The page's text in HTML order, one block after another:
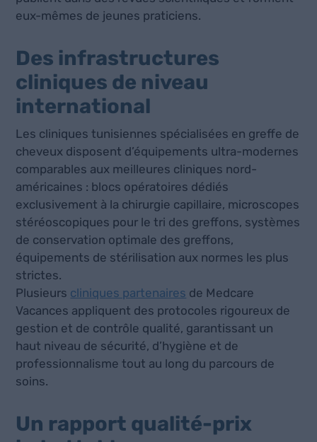
eux-mêmes de jeunes praticiens.
Des infrastructures
cliniques de niveau
international
Les cliniques tunisiennes spécialisées en greffe de
cheveux disposent d’équipements ultra-modernes
comparables aux meilleures cliniques nord-
américaines : blocs opératoires dédiés
exclusivement à la chirurgie capillaire, microscopes
stéréoscopiques pour le tri des greffons, systèmes
de conservation optimale des greffons,
équipements de stérilisation aux normes les plus
strictes.
Plusieurs cliniques partenaires de Medcare
Vacances appliquent des protocoles rigoureux de
gestion et de contrôle qualité, garantissant un
haut niveau de sécurité, d’hygiène et de
professionnalisme tout au long du parcours de
soins.
Un rapport qualité-prix